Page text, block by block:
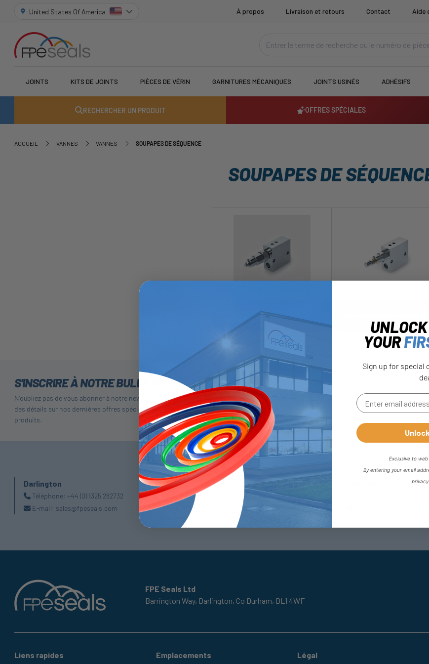
United States Of America À propos Livraison et retours Contact Aide
JOINTS KITS DE JOINTS PIÈCES DE VÉRIN GARNITURES MÉCANIQUES JOINTS USINÉS ADHÉSIFS
RECHERCHER UN PRODUIT OFFRES SPÉCIALES
ACCUEIL VANNES VANNES SOUPAPES DE SÉQUENCE
SOUPAPES DE
Soupape de séquence avec
compensation
S'INSCRIRE À NOTRE BULLETIN
N'oubliez pas de vous abonner à notre newsletter pour recevoir
des détails sur nos dernières offres spéciales et nos nouveaux
produits.
Darlington
Téléphone: +44 (0) 1325 282732
E-mail: sales@fpeseals.com
Doncaster
Téléphone:
+44 (0) 1302727252
doncaster@fpeseals.com
FPE Seals Ltd
Barrington Way, Darlington, Co Durham, DL1 4WF
Liens rapides Emplacements Légal
UNLOCK
YOUR
Sign up for special
Exclusive to
By entering your email
privacy